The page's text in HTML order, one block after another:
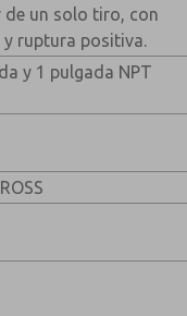
de un solo tiro, con
ruptura positiva.
y 1 pulgada NPT